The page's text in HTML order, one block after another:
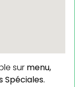
sur menu,
Spéciales.